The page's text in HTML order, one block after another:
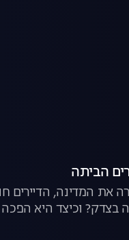
את המדינה, הדיירים
וכיצד היא